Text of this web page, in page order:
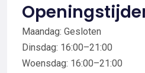
Maandag: Gesloten
Dinsdag: 16:00–21:00
Woensdag: 16:00–21:00